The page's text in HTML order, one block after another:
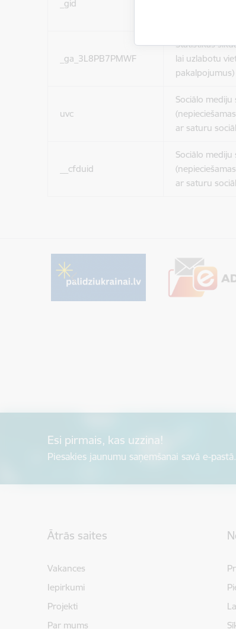
_gid
_ga_3L8PB7PMWF
Statistikas
lai uzlabotu
pakalpojumus)
uvc
Sociālo mediju
ar saturu
__cfduid
Sociālo mediju
ar saturu
Esi pirmais, kas uzzina!
Piesakies jaunumu saņemšanai savā e-pastā.
Ātrās saites
Vakances
Iepirkumi
Projekti
Par mums